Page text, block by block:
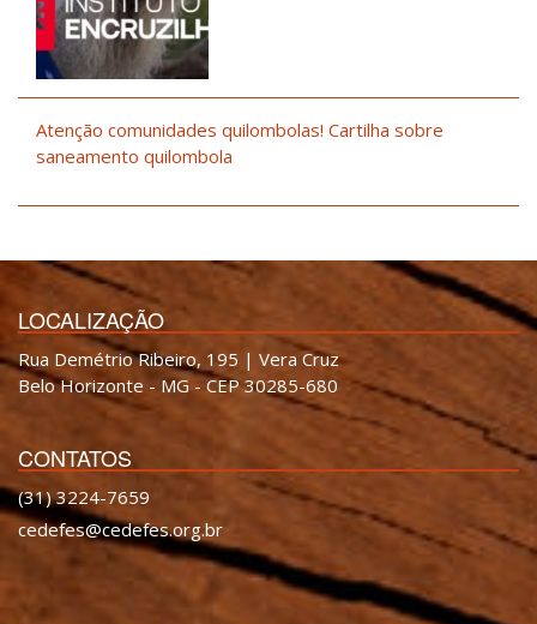
Atenção comunidades quilombolas! Cartilha sobre
saneamento quilombola
LOCALIZAÇÃO
Rua Demétrio Ribeiro, 195 | Vera Cruz
Belo Horizonte - MG - CEP 30285-680
CONTATOS
(31) 3224-7659
cedefes@cedefes.org.br